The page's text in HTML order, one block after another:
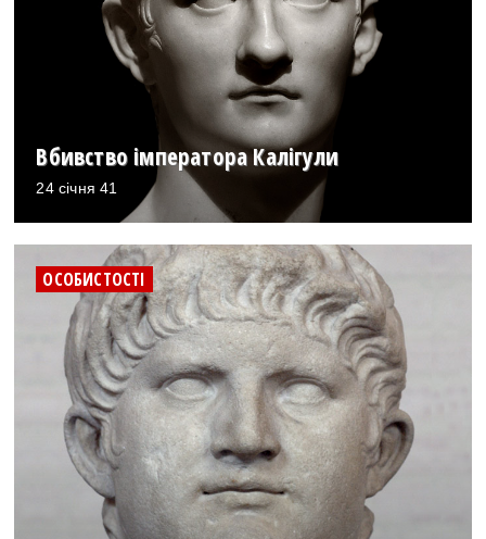
Вбивство імператора Калігули
24 січня 41
ОСОБИСТОСТІ